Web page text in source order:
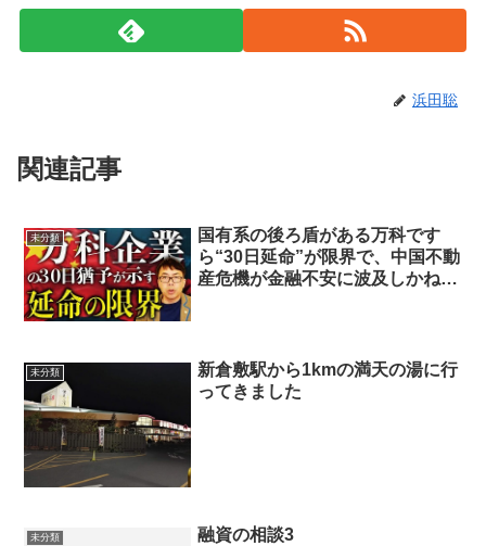
浜田聡
関連記事
未分類
国有系の後ろ盾がある万科です
ら“30日延命”が限界で、中国不動
産危機が金融不安に波及しかねな
未分類
新倉敷駅から1kmの満天の湯に行
ってきました
未分類 融資の相談3